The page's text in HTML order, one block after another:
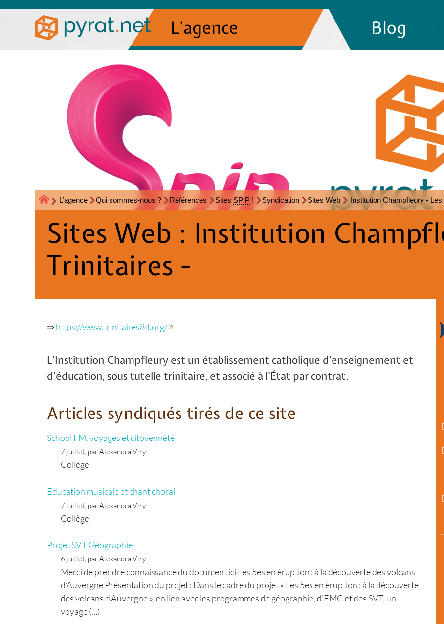
L’agence Blog
L’agence Qui sommes-nous ? Références Sites SPIP ! Syndication Sites Web Institution Champfleury - Les
Sites Web : Institution
Trinitaires -
⇒https://www.trinitaires84.org/
L’Institution Champfleury est un établissement catholique d’enseignement et
d’éducation, sous tutelle trinitaire, et associé à l’État par contrat.
Articles syndiqués tirés de ce site
School FM, voyages et citoyenneté
7 juillet, par Alexandra Viry
Collège
Education musicale et chant choral
7 juillet, par Alexandra Viry
Collège
Projet SVT Géographie
6 juillet, par Alexandra Viry
Merci de prendre connaissance du document ici Les 5es en éruption : à la découverte des volcans
d’Auvergne Présentation du projet : Dans le cadre du projet « Les 5es en éruption : à la découverte
des volcans d’Auvergne », en lien avec les programmes de géographie, d’EMC et des SVT, un
voyage (…)